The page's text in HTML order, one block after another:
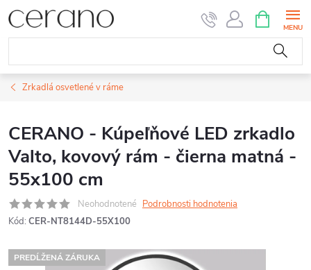
Prejsť
na
obsah
KOŠÍK
Zrkadlá osvetlené v ráme
CERANO - Kúpeľňové LED zrkadlo
Valto, kovový rám - čierna matná -
55x100 cm
Neohodnotené Podrobnosti hodnotenia
Kód: CER-NT8144D-55X100
PREDĹŽENÁ ZÁRUKA